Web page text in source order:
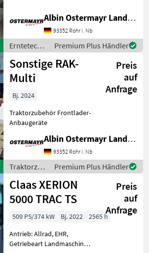
Transportwagen. Passend
für CASE IH Axial
Erntetechnik Ackerbau
Erntevorsätze
Albin Ostermayr Landmaschinenhandel e.K.
93352 Rohr i. Nb
Erntetechnik
Ackerbau /
Case IH
Premium Plus Händler
Sonstige RAK-
Multi
Preis
auf
Anfrage
Bj. 2024
Traktorzubehör Frontlader-
Anbaugeräte
Albin Ostermayr Landmaschinenhandel e.K.
93352 Rohr i. Nb
Traktorzubehör
/ Sonstige
Premium Plus Händler
Claas XERION
5000 TRAC TS
Preis
auf
Anfrage
509 PS/374 kW Bj. 2022
2565 h
Antrieb: Allrad, EHR,
Getriebeart Landmaschine: